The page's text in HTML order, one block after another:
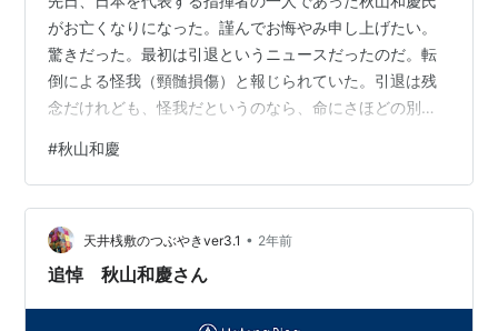
がお亡くなりになった。謹んでお悔やみ申し上げたい。
驚きだった。最初は引退というニュースだったのだ。転
倒による怪我（頸髄損傷）と報じられていた。引退は残
念だけれども、怪我だというのなら、命にさほどの別状
う。そういうことで、あまり深刻に捉えていなかった。
そこからまもなくで訃報に接するとは・・・。年齢が年
齢だけに、あっという間に糸が切れてしまったのだろう
か・・。 天国に旅立った本人や御家族の無念の心中を察
するに余りあるが、日本のクラシック界を牽引し続け、
#秋山和慶
天井桟敷のつぶやきver3.1 • 2年前
追悼 秋山和慶さん